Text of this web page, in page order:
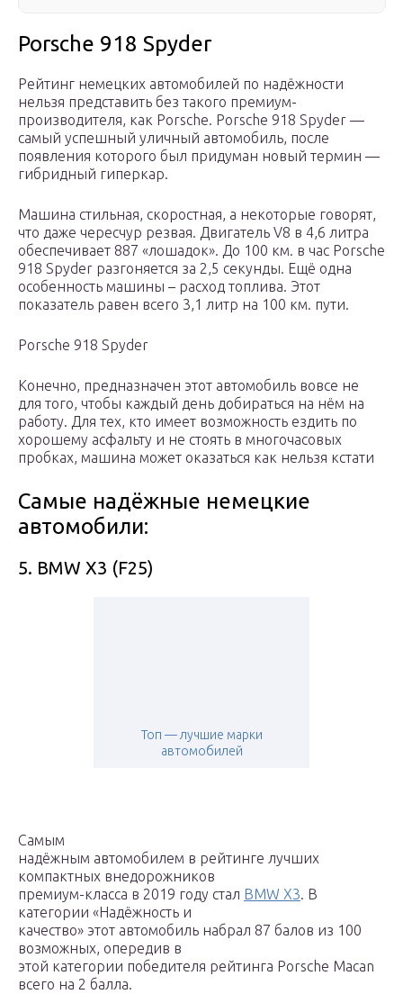
Porsche 918 Spyder
Рейтинг немецких автомобилей по надёжности
нельзя представить без такого премиум-
производителя, как Porsche. Porsche 918 Spyder —
самый успешный уличный автомобиль, после
появления которого был придуман новый термин —
гибридный гиперкар.
Машина стильная, скоростная, а некоторые говорят,
что даже чересчур резвая. Двигатель V8 в 4,6 литра
обеспечивает 887 «лошадок». До 100 км. в час Porsche
918 Spyder разгоняется за 2,5 секунды. Ещё одна
особенность машины – расход топлива. Этот
показатель равен всего 3,1 литр на 100 км. пути.
Porsche 918 Spyder
Конечно, предназначен этот автомобиль вовсе не
для того, чтобы каждый день добираться на нём на
работу. Для тех, кто имеет возможность ездить по
хорошему асфальту и не стоять в многочасовых
пробках, машина может оказаться как нельзя кстати
Самые надёжные немецкие
автомобили:
5. BMW X3 (F25)
Топ — лучшие марки
автомобилей
Самым
надёжным автомобилем в рейтинге лучших
компактных внедорожников
премиум-класса в 2019 году стал BMW X3. В
категории «Надёжность и
качество» этот автомобиль набрал 87 балов из 100
возможных, опередив в
этой категории победителя рейтинга Porsche Macan
всего на 2 балла.